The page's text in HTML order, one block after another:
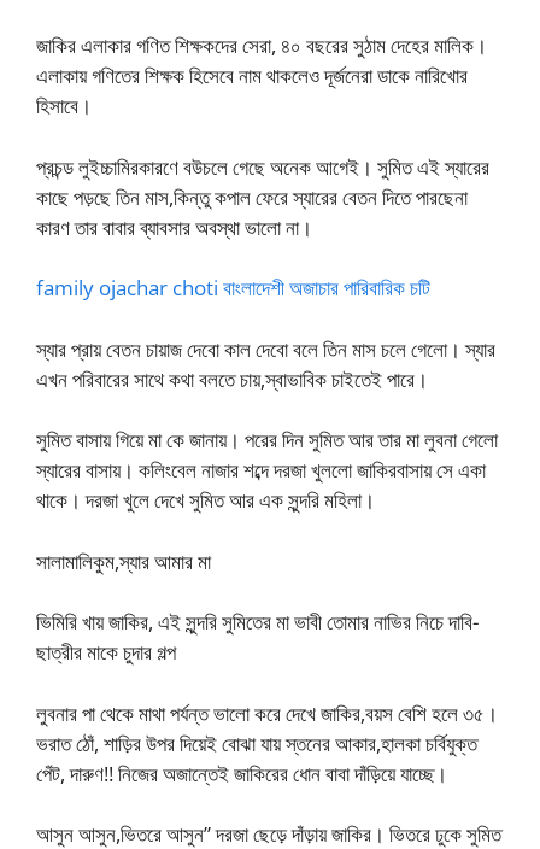
জাকির এলাকার গণিত শিক্ষকদের সেরা, ৪০ বছরের সুঠাম দেহের মালিক।
এলাকায় গণিতের শিক্ষক হিসেবে নাম থাকলেও দূর্জনেরা ডাকে নারিখোর
হিসাবে।
প্রচন্ড লুইচ্চামিরকারণে বউচলে গেছে অনেক আগেই। সুমিত এই স্যারের
কাছে পড়ছে তিন মাস,কিন্তু কপাল ফেরে স্যারের বেতন দিতে পারছেনা
কারণ তার বাবার ব্যাবসার অবস্থা ভালো না।
family ojachar choti বাংলাদেশী অজাচার পারিবারিক চটি
স্যার প্রায় বেতন চায়াজ দেবো কাল দেবো বলে তিন মাস চলে গেলো। স্যার
এখন পরিবারের সাথে কথা বলতে চায়,স্বাভাবিক চাইতেই পারে।
সুমিত বাসায় গিয়ে মা কে জানায়। পরের দিন সুমিত আর তার মা লুবনা গেলো
স্যারের বাসায়। কলিংবেল নাজার শব্দে দরজা খুললো জাকিরবাসায় সে একা
থাকে। দরজা খুলে দেখে সুমিত আর এক সুন্দরি মহিলা।
সালামালিকুম,স্যার আমার মা
ভিমিরি খায় জাকির, এই সুন্দরি সুমিতের মা ভাবী তোমার নাভির নিচে দাবি-
ছাত্রীর মাকে চুদার গল্প
লুবনার পা থেকে মাথা পর্যন্ত ভালো করে দেখে জাকির,বয়স বেশি হলে ৩৫।
ভরাত ঠোঁ, শাড়ির উপর দিয়েই বোঝা যায় স্তনের আকার,হালকা চর্বিযুক্ত
পেঁট, দারুণ!! নিজের অজান্তেই জাকিরের ধোন বাবা দাঁড়িয়ে যাচ্ছে।
আসুন আসুন,ভিতরে আসুন” দরজা ছেড়ে দাঁড়ায় জাকির। ভিতরে ঢুকে সুমিত